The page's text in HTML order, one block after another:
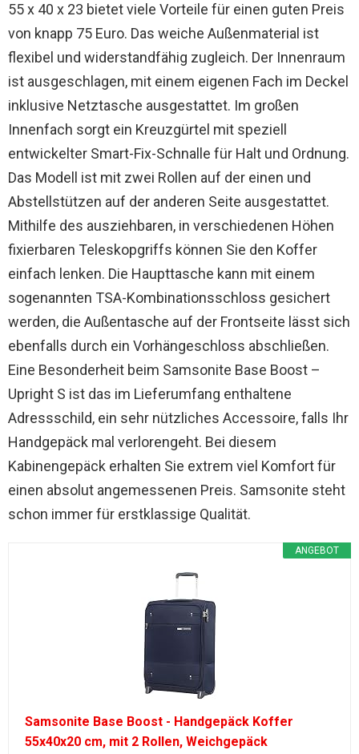
55 x 40 x 23 bietet viele Vorteile für einen guten Preis
von knapp 75 Euro. Das weiche Außenmaterial ist
flexibel und widerstandfähig zugleich. Der Innenraum
ist ausgeschlagen, mit einem eigenen Fach im Deckel
inklusive Netztasche ausgestattet. Im großen
Innenfach sorgt ein Kreuzgürtel mit speziell
entwickelter Smart-Fix-Schnalle für Halt und Ordnung.
Das Modell ist mit zwei Rollen auf der einen und
Abstellstützen auf der anderen Seite ausgestattet.
Mithilfe des ausziehbaren, in verschiedenen Höhen
fixierbaren Teleskopgriffs können Sie den Koffer
einfach lenken. Die Haupttasche kann mit einem
sogenannten TSA-Kombinationsschloss gesichert
werden, die Außentasche auf der Frontseite lässt sich
ebenfalls durch ein Vorhängeschloss abschließen.
Eine Besonderheit beim Samsonite Base Boost –
Upright S ist das im Lieferumfang enthaltene
Adressschild, ein sehr nützliches Accessoire, falls Ihr
Handgepäck mal verlorengeht. Bei diesem
Kabinengepäck erhalten Sie extrem viel Komfort für
einen absolut angemessenen Preis. Samsonite steht
schon immer für erstklassige Qualität.
ANGEBOT
Samsonite Base Boost - Handgepäck Koffer
55x40x20 cm, mit 2 Rollen, Weichgepäck